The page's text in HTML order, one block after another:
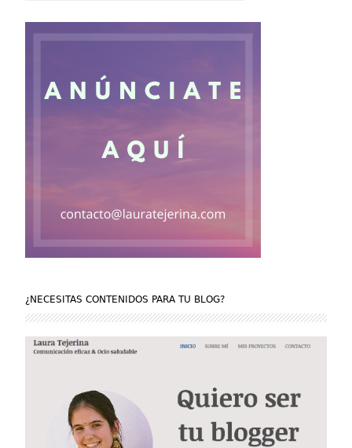
¿NECESITAS CONTENIDOS PARA TU BLOG?